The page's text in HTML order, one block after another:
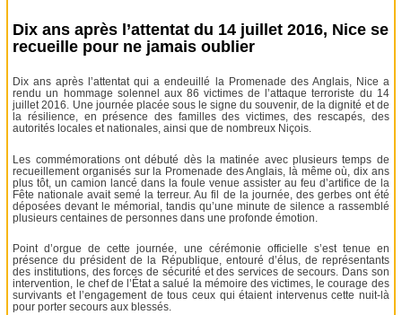
Dix ans après l’attentat du 14 juillet 2016, Nice se
recueille pour ne jamais oublier
Dix ans après l’attentat qui a endeuillé la Promenade des Anglais, Nice a
rendu un hommage solennel aux 86 victimes de l’attaque terroriste du 14
juillet 2016. Une journée placée sous le signe du souvenir, de la dignité et de
la résilience, en présence des familles des victimes, des rescapés, des
autorités locales et nationales, ainsi que de nombreux Niçois.
Les commémorations ont débuté dès la matinée avec plusieurs temps de
recueillement organisés sur la Promenade des Anglais, là même où, dix ans
plus tôt, un camion lancé dans la foule venue assister au feu d’artifice de la
Fête nationale avait semé la terreur. Au fil de la journée, des gerbes ont été
déposées devant le mémorial, tandis qu’une minute de silence a rassemblé
plusieurs centaines de personnes dans une profonde émotion.
Point d’orgue de cette journée, une cérémonie officielle s’est tenue en
présence du président de la République, entouré d’élus, de représentants
des institutions, des forces de sécurité et des services de secours. Dans son
intervention, le chef de l’État a salué la mémoire des victimes, le courage des
survivants et l’engagement de tous ceux qui étaient intervenus cette nuit-là
pour porter secours aux blessés.